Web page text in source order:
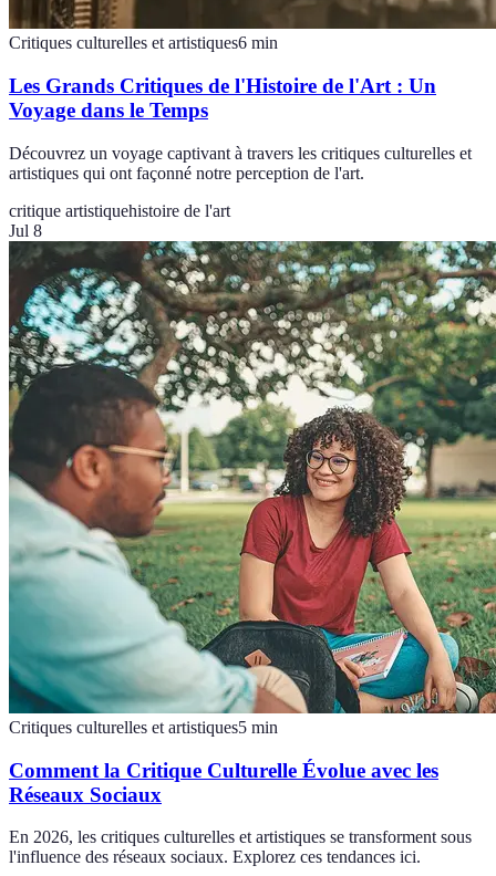
Critiques culturelles et artistiques6 min
Les Grands Critiques de l'Histoire de l'Art : Un
Voyage dans le Temps
Découvrez un voyage captivant à travers les critiques culturelles et
artistiques qui ont façonné notre perception de l'art.
critique artistiquehistoire de l'art
Jul 8
Critiques culturelles et artistiques5 min
Comment la Critique Culturelle Évolue avec les
Réseaux Sociaux
En 2026, les critiques culturelles et artistiques se transforment sous
l'influence des réseaux sociaux. Explorez ces tendances ici.